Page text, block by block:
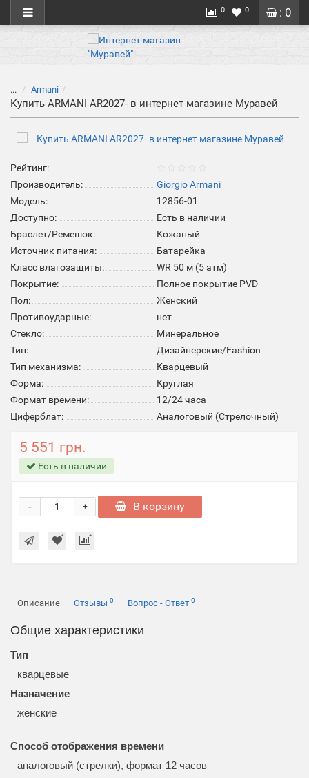
: 0
0 0
... Armani
Купить ARMANI AR2027- в интернет магазине Муравей
Рейтинг:
Производитель:
Giorgio Armani
Модель:
12856-01
Доступно:
Есть в наличии
Браслет/Ремешок:
Кожаный
Источник питания:
Батарейка
Класс влагозащиты:
WR 50 м (5 атм)
Покрытие:
Полное покрытие PVD
Пол:
Женский
Противоударные:
нет
Стекло:
Минеральное
Тип:
Дизайнерские/Fashion
Тип механизма:
Кварцевый
Форма:
Круглая
Формат времени:
12/24 часа
Циферблат:
Аналоговый (Стрелочный)
5 551 грн.
Есть в наличии
+
- В корзину
Описание Отзывы 0 Вопрос - Ответ 0
Общие характеристики
Тип
кварцевые
Назначение
женские
Способ отображения времени
аналоговый (стрелки), формат 12 часов